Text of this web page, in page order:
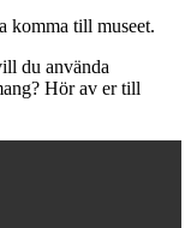
komma till museet.
du använda
Hör av er till